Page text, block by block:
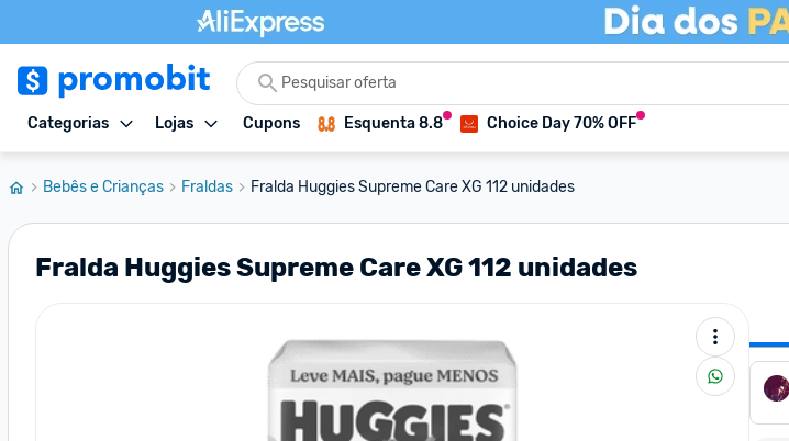
Categorias Lojas Cupons Esquenta 8.8 Choice Day 70% OFF
Bebês e Crianças Fraldas Fralda Huggies Supreme Care XG 112 unidades
Fralda Huggies Supreme Care XG 112 unidades